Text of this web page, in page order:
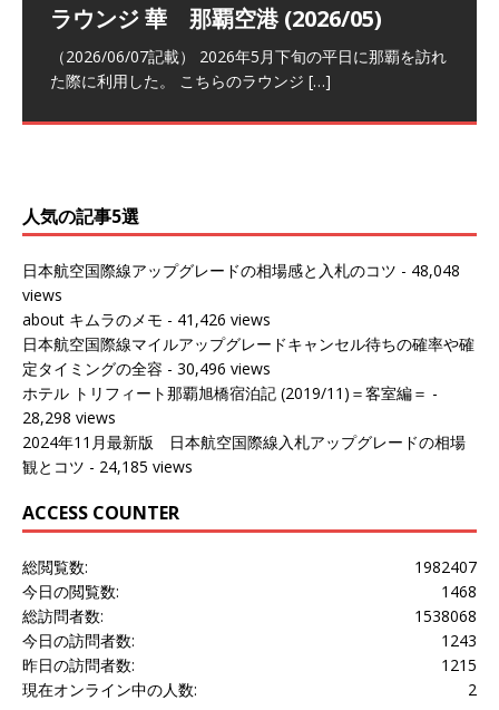
祝！日本航空・マリオットの戦略パー
トナーシップによるFOP無料付与とス
テイタスマッチ
ラウンジ 華 那覇空港 (2026/05)
（2026/06/07記載） 2026年5月下旬の平日に那覇を訪れ
た際に利用した。 こちらのラウンジ […]
The Coral Executive Lounge スワ
ンナプーム国際空港国内線ラウンジ
(2026/01)
日本航空 羽田空港国際線ファースト
クラスラウンジ (2026/01)
（2026/03/18記載） 2026年1月、毎年恒例の新年の羽田
バンコクエアウェイズ スワンナプー
ム国際空港国内線ラウンジ (2026/01)
（2026/03/13記載） 2026年1月上旬にバンコク経由でチ
人気の記事5選
日本航空国際線アップグレードの相場感と入札のコツ - 48,048
views
about キムラのメモ - 41,426 views
日本航空国際線マイルアップグレードキャンセル待ちの確率や確
定タイミングの全容 - 30,496 views
ホテル トリフィート那覇旭橋宿泊記 (2019/11)＝客室編＝ -
28,298 views
2024年11月最新版 日本航空国際線入札アップグレードの相場
観とコツ - 24,185 views
ACCESS COUNTER
1982407
総閲覧数:
1468
今日の閲覧数:
1538068
総訪問者数:
1243
今日の訪問者数:
1215
昨日の訪問者数:
2
現在オンライン中の人数: